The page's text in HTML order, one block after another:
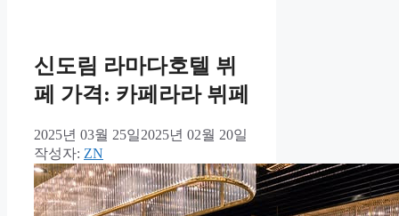
신도림 라마다호텔 뷔
페 가격: 카페라라 뷔페
2025년 03월 25일2025년 02월 20일
작성자: ZN